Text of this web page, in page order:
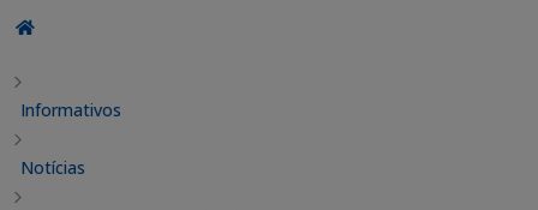
Informativos
Notícias